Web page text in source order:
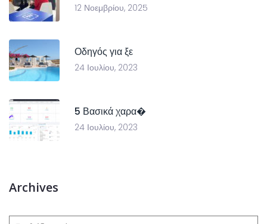
12 Νοεμβρίου, 2025
Οδηγός για ξε
24 Ιουλίου, 2023
5 Βασικά χαρα�
24 Ιουλίου, 2023
Archives